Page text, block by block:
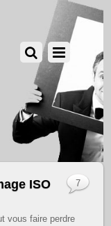
ISO
vous faire perdre
7